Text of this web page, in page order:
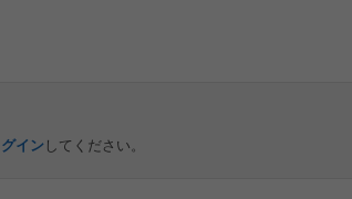
グイン してください。